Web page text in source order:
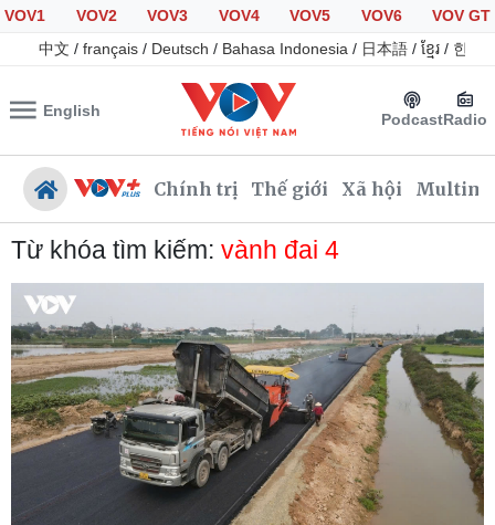
VOV1 VOV2 VOV3 VOV4 VOV5 VOV6
VOV GT
中文 / français / Deutsch / Bahasa Indonesia / 日本語 / ខ្មែរ / 한국
English PodcastRadio
Chính trị Thế giới Xã hội
Chính trị
Đảng
Tổ chức nhân sự
Quốc hội
Nhận diện sự thật
Tin 24h
Giáo dục
Dự báo thời tiết
Dấu ấn VOV
Việc làm
Biển đảo
Từ khóa tìm kiếm: vành đai 4